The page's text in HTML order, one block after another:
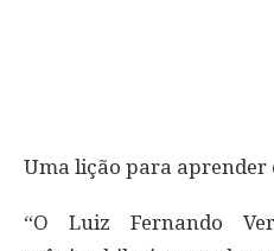
Uma lição para
“O Luiz Fernando